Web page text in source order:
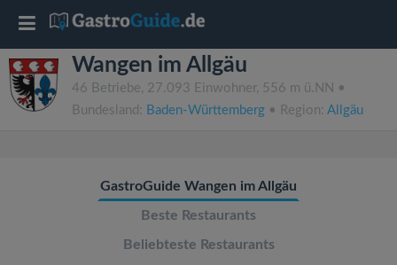
Wangen im Allgäu
46 Betriebe, 27.093 Einwohner, 556 m ü.NN •
Bundesland: Baden-Württemberg • Region: Allgäu
GastroGuide Wangen im Allgäu
Beste Restaurants
Beliebteste Restaurants
T
o
g